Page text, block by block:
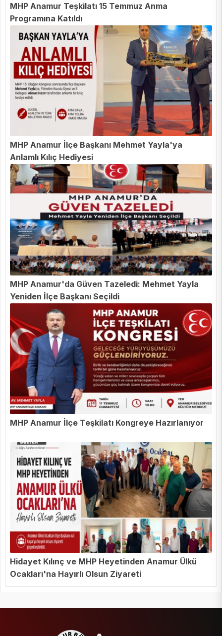
MHP Anamur Teşkilatı 15 Temmuz Anma
Programına Katıldı
MHP Anamur İlçe Başkanı Mehmet Yayla'ya
Anlamlı Kılıç Hediyesi
MHP Anamur'da Güven Tazeledi: Mehmet Yayla
Yeniden İlçe Başkanı Seçildi
MHP Anamur İlçe Teşkilatı Kongreye Hazırlanıyor
Hidayet Kılınç ve MHP Heyetinden Anamur Ülkü
Ocakları'na Hayırlı Olsun Ziyareti